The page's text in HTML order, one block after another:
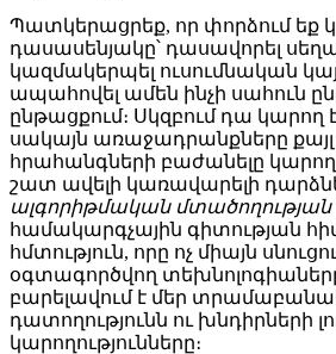
Պատկերացրեք, որ փորձում եք
դասասենյակը՝ դասավորել
կազմակերպել ուսումնական
ապահովել ամեն ինչի սահուն
ընթացքում։ Սկզբում դա կարող
սակայն առաջադրանքները քայլ
հրահանգների բաժանելը
շատ ավելի կառավարելի
ալգորիթմական մտածողության
համակարգչային գիտության
հմտություն, որը ոչ միայն
օգտագործվող
բարելավում է մեր
դատողությունն ու խնդիրների
կարողությունները։